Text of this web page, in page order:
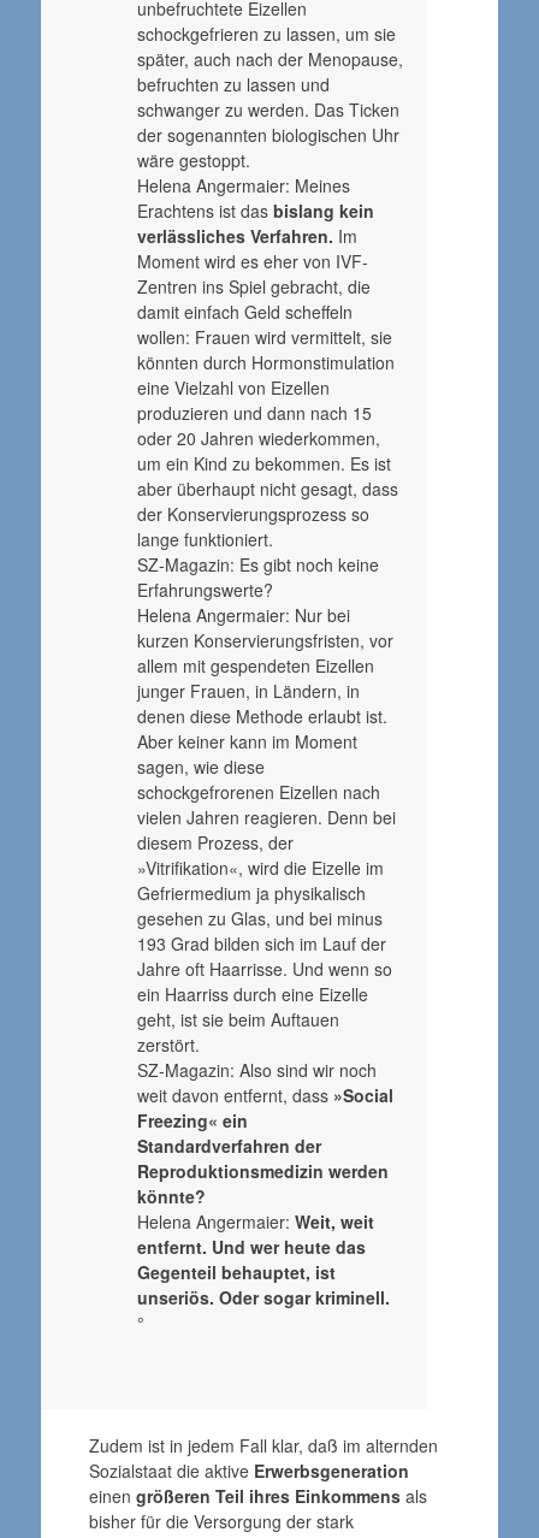
unbefruchtete Eizellen
schockgefrieren zu lassen, um sie
später, auch nach der Menopause,
befruchten zu lassen und
schwanger zu werden. Das Ticken
der sogenannten biologischen Uhr
wäre gestoppt.
Helena Angermaier: Meines
Erachtens ist das bislang kein
verlässliches Verfahren. Im
Moment wird es eher von IVF-
Zentren ins Spiel gebracht, die
damit einfach Geld scheffeln
wollen: Frauen wird vermittelt, sie
könnten durch Hormonstimulation
eine Vielzahl von Eizellen
produzieren und dann nach 15
oder 20 Jahren wiederkommen,
um ein Kind zu bekommen. Es ist
aber überhaupt nicht gesagt, dass
der Konservierungsprozess so
lange funktioniert.
SZ-Magazin: Es gibt noch keine
Erfahrungswerte?
Helena Angermaier: Nur bei
kurzen Konservierungsfristen, vor
allem mit gespendeten Eizellen
junger Frauen, in Ländern, in
denen diese Methode erlaubt ist.
Aber keiner kann im Moment
sagen, wie diese
schockgefrorenen Eizellen nach
vielen Jahren reagieren. Denn bei
diesem Prozess, der
»Vitrifikation«, wird die Eizelle im
Gefriermedium ja physikalisch
gesehen zu Glas, und bei minus
193 Grad bilden sich im Lauf der
Jahre oft Haarrisse. Und wenn so
ein Haarriss durch eine Eizelle
geht, ist sie beim Auftauen
zerstört.
SZ-Magazin: Also sind wir noch
weit davon entfernt, dass »Social
Freezing« ein
Standardverfahren der
Reproduktionsmedizin werden
könnte?
Helena Angermaier: Weit, weit
entfernt. Und wer heute das
Gegenteil behauptet, ist
unseriös. Oder sogar kriminell.
°
Zudem ist in jedem Fall klar, daß im alternden
Sozialstaat die aktive Erwerbsgeneration
einen größeren Teil ihres Einkommensals
bisher für die Versorgung der stark